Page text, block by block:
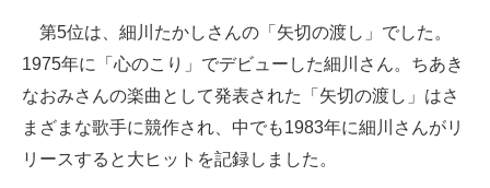
第5位は、細川たかしさんの「矢切の渡し」でした。
1975年に「心のこり」でデビューした細川さん。ちあき
なおみさんの楽曲として発表された「矢切の渡し」はさ
まざまな歌手に競作され、中でも1983年に細川さんがリ
リースすると大ヒットを記録しました。